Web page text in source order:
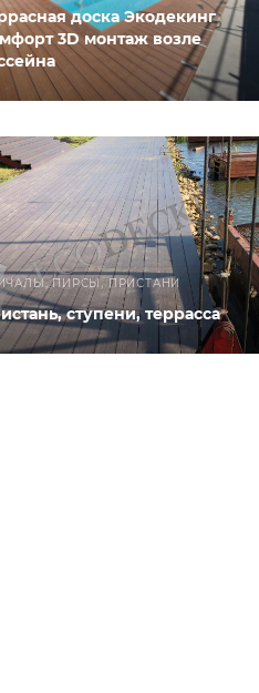
доска Экодекинг
3D монтаж возле
ПИРСЫ, ПРИСТАНИ
ступени, террасса